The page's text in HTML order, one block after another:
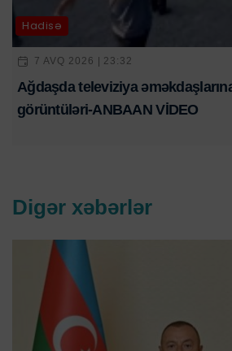
Hadisə
7 AVQ 2026 | 23:32
Ağdaşda televiziya
görüntüləri-ANBAAN VİDEO
Digər xəbərlər